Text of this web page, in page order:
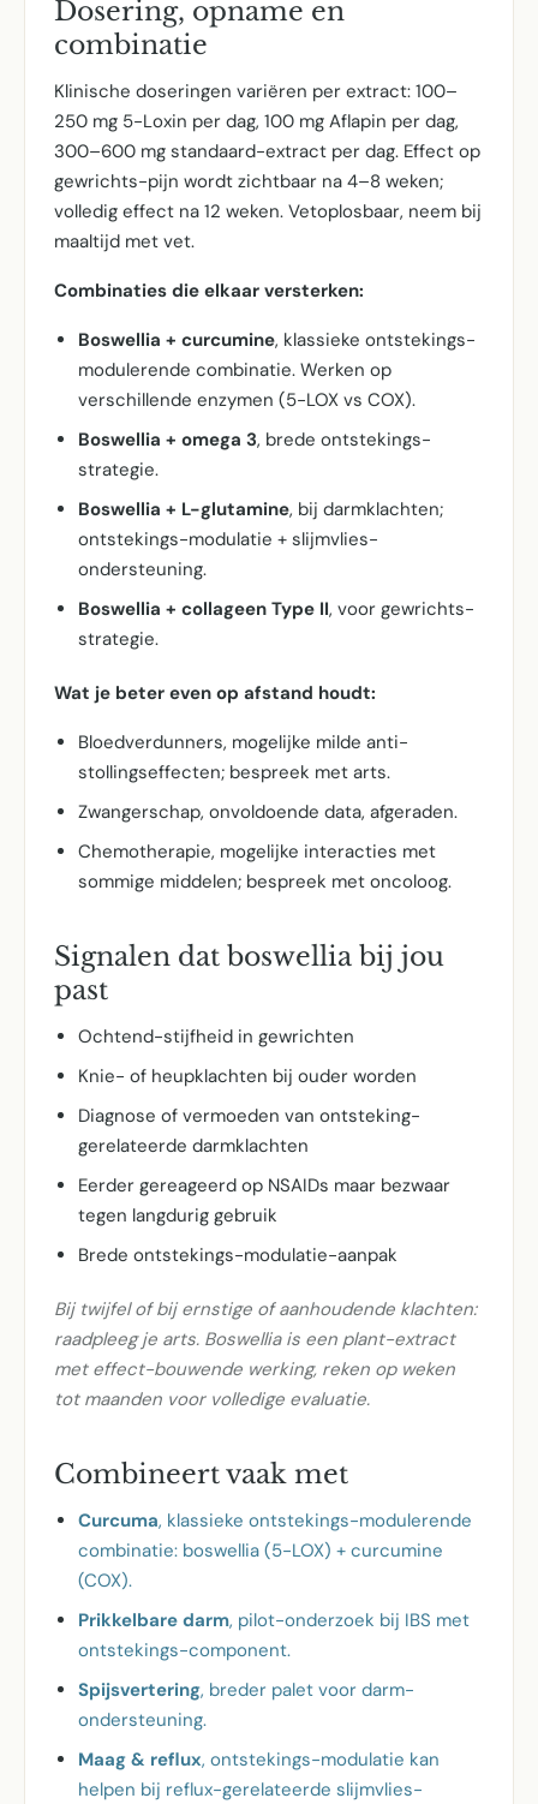
Dosering, opname en
combinatie
Klinische doseringen variëren per extract: 100–
250 mg 5-Loxin per dag, 100 mg Aflapin per dag,
300–600 mg standaard-extract per dag. Effect op
gewrichts-pijn wordt zichtbaar na 4–8 weken;
volledig effect na 12 weken. Vetoplosbaar, neem bij
maaltijd met vet.
Combinaties die elkaar versterken:
Boswellia + curcumine, klassieke ontstekings-
modulerende combinatie. Werken op
verschillende enzymen (5-LOX vs COX).
Boswellia + omega 3, brede ontstekings-
strategie.
Boswellia + L-glutamine, bij darmklachten;
ontstekings-modulatie + slijmvlies-
ondersteuning.
Boswellia + collageen Type II, voor gewrichts-
strategie.
Wat je beter even op afstand houdt:
Bloedverdunners, mogelijke milde anti-
stollingseffecten; bespreek met arts.
Zwangerschap, onvoldoende data, afgeraden.
Chemotherapie, mogelijke interacties met
sommige middelen; bespreek met oncoloog.
Signalen dat boswellia bij jou
past
Ochtend-stijfheid in gewrichten
Knie- of heupklachten bij ouder worden
Diagnose of vermoeden van ontsteking-
gerelateerde darmklachten
Eerder gereageerd op NSAIDs maar bezwaar
tegen langdurig gebruik
Brede ontstekings-modulatie-aanpak
Bij twijfel of bij ernstige of aanhoudende klachten:
raadpleeg je arts. Boswellia is een plant-extract
met effect-bouwende werking, reken op weken
tot maanden voor volledige evaluatie.
Combineert vaak met
Curcuma, klassieke ontstekings-modulerende
combinatie: boswellia (5-LOX) + curcumine
(COX).
Prikkelbare darm, pilot-onderzoek bij IBS met
ontstekings-component.
Spijsvertering, breder palet voor darm-
ondersteuning.
Maag & reflux, ontstekings-modulatie kan
helpen bij reflux-gerelateerde slijmvlies-